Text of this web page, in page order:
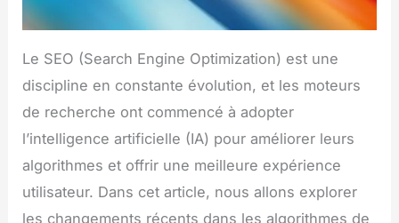
Le SEO (Search Engine Optimization) est une
discipline en constante évolution, et les moteurs
de recherche ont commencé à adopter
l’intelligence artificielle (IA) pour améliorer leurs
algorithmes et offrir une meilleure expérience
utilisateur. Dans cet article, nous allons explorer
les changements récents dans les algorithmes de